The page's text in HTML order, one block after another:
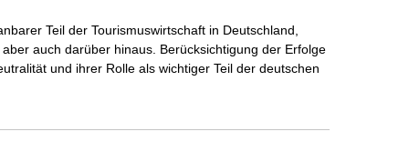
Teil der Tourismuswirtschaft in Deutschland,
auch darüber hinaus. Berücksichtigung der Erfolge
und ihrer Rolle als wichtiger Teil der deutschen